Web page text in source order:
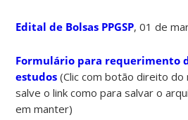
Edital de Bolsas PPGSP, 01 de
Formulário para requerimento
estudos (Clic com botão direito do
salve o link como para salvar o
em manter)